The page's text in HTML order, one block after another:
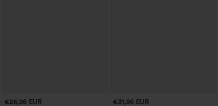
€26,95 EUR €31,95 EUR